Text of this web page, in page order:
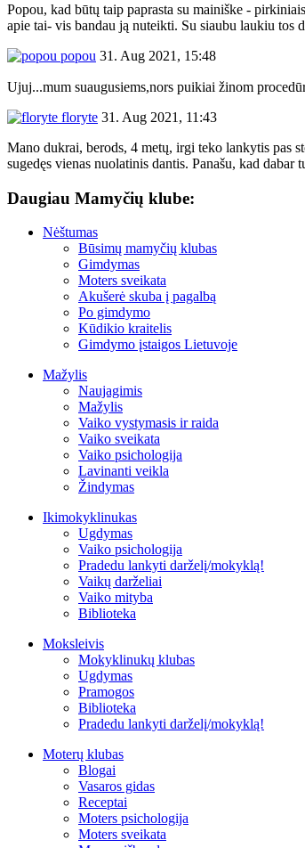
Popou, kad būtų taip paprasta su mainiške -
apie tai- vis bandau ją nuteikti. Su siaubu laukiu tos
popou 31. Aug 2021, 15:48
Ujuj...mum suaugusiems,nors puikiai žinom
floryte 31. Aug 2021, 11:43
Mano dukrai, berods, 4 metų, irgi teko lankytis pas
sugedęs vienas nuolatinis dantis. Panašu, kad
Daugiau Mamyčių klube:
Nėštumas
Būsimų mamyčių klubas
Gimdymas
Moters sveikata
Akušerė skuba į pagalbą
Po gimdymo
Kūdikio kraitelis
Gimdymo įstaigos Lietuvoje
Mažylis
Naujagimis
Mažylis
Vaiko vystymasis ir raida
Vaiko sveikata
Vaiko psichologija
Lavinanti veikla
Žindymas
Ikimokyklinukas
Ugdymas
Vaiko psichologija
Pradedu lankyti darželį/mokyklą!
Vaikų darželiai
Vaiko mityba
Biblioteka
Moksleivis
Mokyklinukų klubas
Ugdymas
Pramogos
Biblioteka
Pradedu lankyti darželį/mokyklą!
Moterų klubas
Blogai
Vasaros gidas
Receptai
Moters psichologija
Moters sveikata